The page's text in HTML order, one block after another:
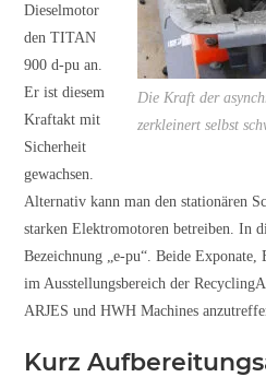
Die Kraft der
zerkleinert selbst
Dieselmotor
den TITAN
900 d-pu an.
Er ist diesem
Kraftakt mit
Sicherheit
gewachsen.
Alternativ kann man den stationären
starken Elektromotoren betreiben. In
Bezeichnung „e-pu“. Beide
im Ausstellungsbereich der
ARJES und HWH Machines
Kurz